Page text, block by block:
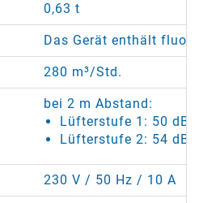
0,63 t
Das Gerät enthält
280 m³/Std.
bei 2 m Abstand:
Lüfterstufe 1: 50
Lüfterstufe 2: 54
230 V / 50 Hz / 10 A